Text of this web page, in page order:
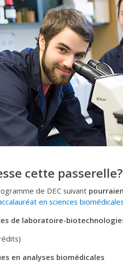
cette passerelle?
de DEC suivant
en sciences
de laboratoire-
en analyses biomédicales